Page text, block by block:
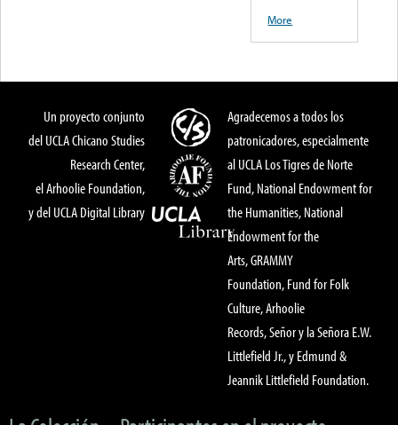
More
Un proyecto conjunto
del UCLA Chicano Studies
Research Center,
el Arhoolie Foundation,
y del UCLA Digital Library
Agradecemos a todos los
patronicadores, especialmente
al UCLA Los Tigres de Norte
Fund, National Endowment for
the Humanities, National
Endowment for the
Arts, GRAMMY
Foundation, Fund for Folk
Culture, Arhoolie
Records, Señor y la Señora E.W.
Littlefield Jr., y Edmund &
Jeannik Littlefield Foundation.